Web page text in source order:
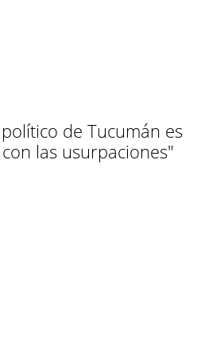
de Tucumán es
las usurpaciones"